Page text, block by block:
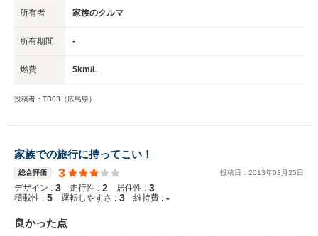
所有者 家族のクルマ
所有期間 -
燃費 5km/L
投稿者：TB03（広島県）
家族での旅行に持ってこい！
総合評価 3 投稿日： 2013年03 月25日
デザイン : 3 走行性 : 2 居住性 : 3
積載性 : 5 運転しやすさ : 3 維持費 : -
良かった点